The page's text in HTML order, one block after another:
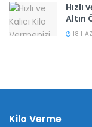
Hızlı
Altın
18
Kilo Verme